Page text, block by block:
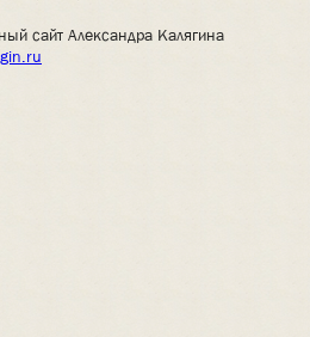
сайт Александра Калягина